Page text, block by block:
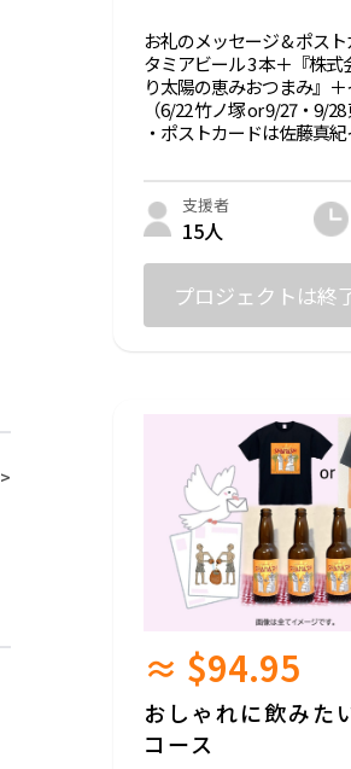
>
お礼のメッセージ & ポス
タミアビール 3 本＋『株式
り太陽の恵みおつまみ』
（6/22 竹ノ塚 or 9/27・9/28
・ポストカードは佐藤真
ポタミア・ビール記念ポ
です。
・『株式会社 Sunshine よ
つまみ』は福島で育った
・イベント参加券は、6/22
ールお披露目会＠ 竹ノ塚
ア・ビール「SHAMASH
原材料名：麦芽、有機小
産）、デーツシロップ（イ
アルコール分：6%
内容量：330ml（１本あた
※20歳未満の者による飲酒
れています。
※ビールは株式会社
支援者
15人
プロジェクトは終
≈ $94.95
おしゃれに飲みた
コース